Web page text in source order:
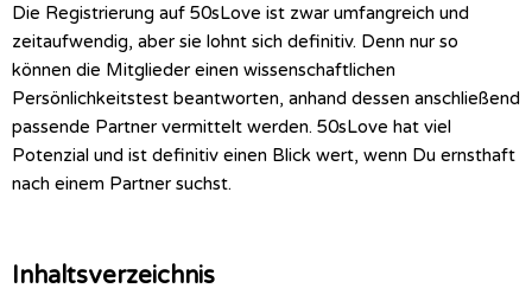
Die Registrierung auf 50sLove ist zwar umfangreich und
zeitaufwendig, aber sie lohnt sich definitiv. Denn nur so
können die Mitglieder einen wissenschaftlichen
Persönlichkeitstest beantworten, anhand dessen anschließend
passende Partner vermittelt werden. 50sLove hat viel
Potenzial und ist definitiv einen Blick wert, wenn Du ernsthaft
nach einem Partner suchst.
Inhaltsverzeichnis